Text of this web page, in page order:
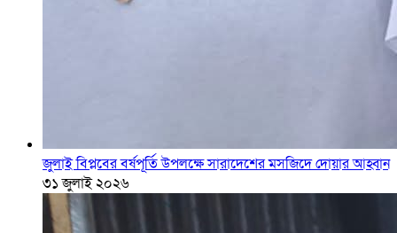
জুলাই বিপ্লবের বর্ষপূর্তি উপলক্ষে সারাদেশের মসজিদে দোয়ার আহ্বান
৩১ জুলাই ২০২৬